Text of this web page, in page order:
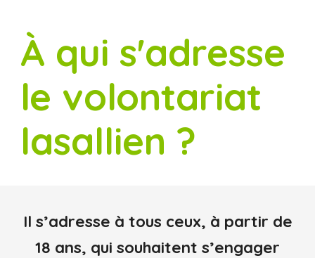
À qui s'adresse
le volontariat
lasallien ?
Il s’adresse à tous ceux, à partir de
18 ans, qui souhaitent s’engager